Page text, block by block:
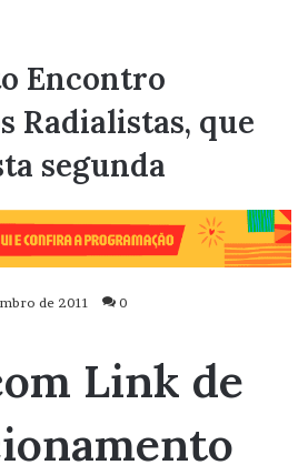
Encontro
Radialistas, que
segunda
de 2011 0
Link de